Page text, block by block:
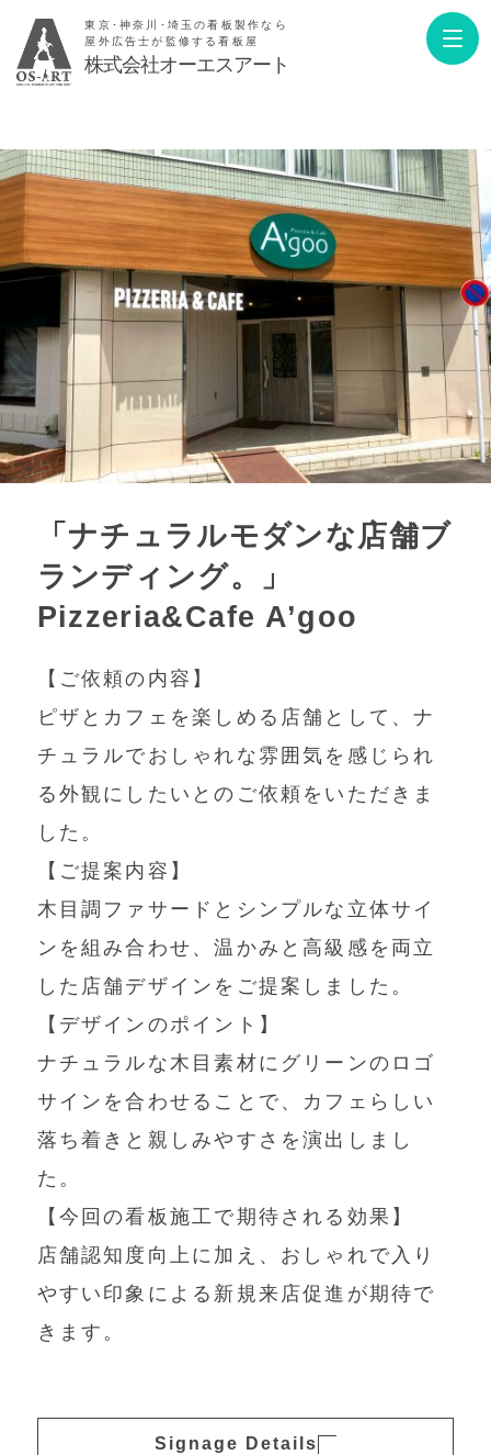
東京･神奈川･埼玉の看板製作なら
屋外広告士が監修する看板屋
株式会社オーエスアート
Signage Details
「ナチュラルモダンな店舗ブ
ランディング。」
Pizzeria&Cafe A’goo
【ご依頼の内容】
ピザとカフェを楽しめる店舗として、ナ
チュラルでおしゃれな雰囲気を感じられ
る外観にしたいとのご依頼をいただきま
した。
【ご提案内容】
木目調ファサードとシンプルな立体サイ
ンを組み合わせ、温かみと高級感を両立
した店舗デザインをご提案しました。
【デザインのポイント】
ナチュラルな木目素材にグリーンのロゴ
サインを合わせることで、カフェらしい
落ち着きと親しみやすさを演出しまし
た。
【今回の看板施工で期待される効果】
店舗認知度向上に加え、おしゃれで入り
やすい印象による新規来店促進が期待で
きます。